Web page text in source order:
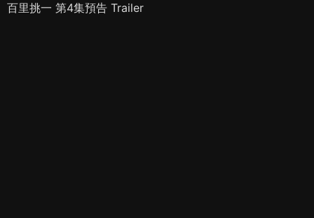
百里挑一 第4集預告 Trailer